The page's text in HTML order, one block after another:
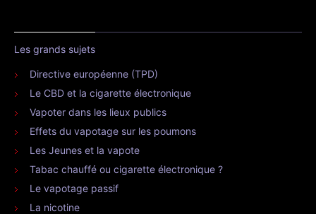
Les grands sujets
Directive européenne (TPD)
Le CBD et la cigarette électronique
Vapoter dans les lieux publics
Effets du vapotage sur les poumons
Les Jeunes et la vapote
Tabac chauffé ou cigarette électronique ?
Le vapotage passif
La nicotine